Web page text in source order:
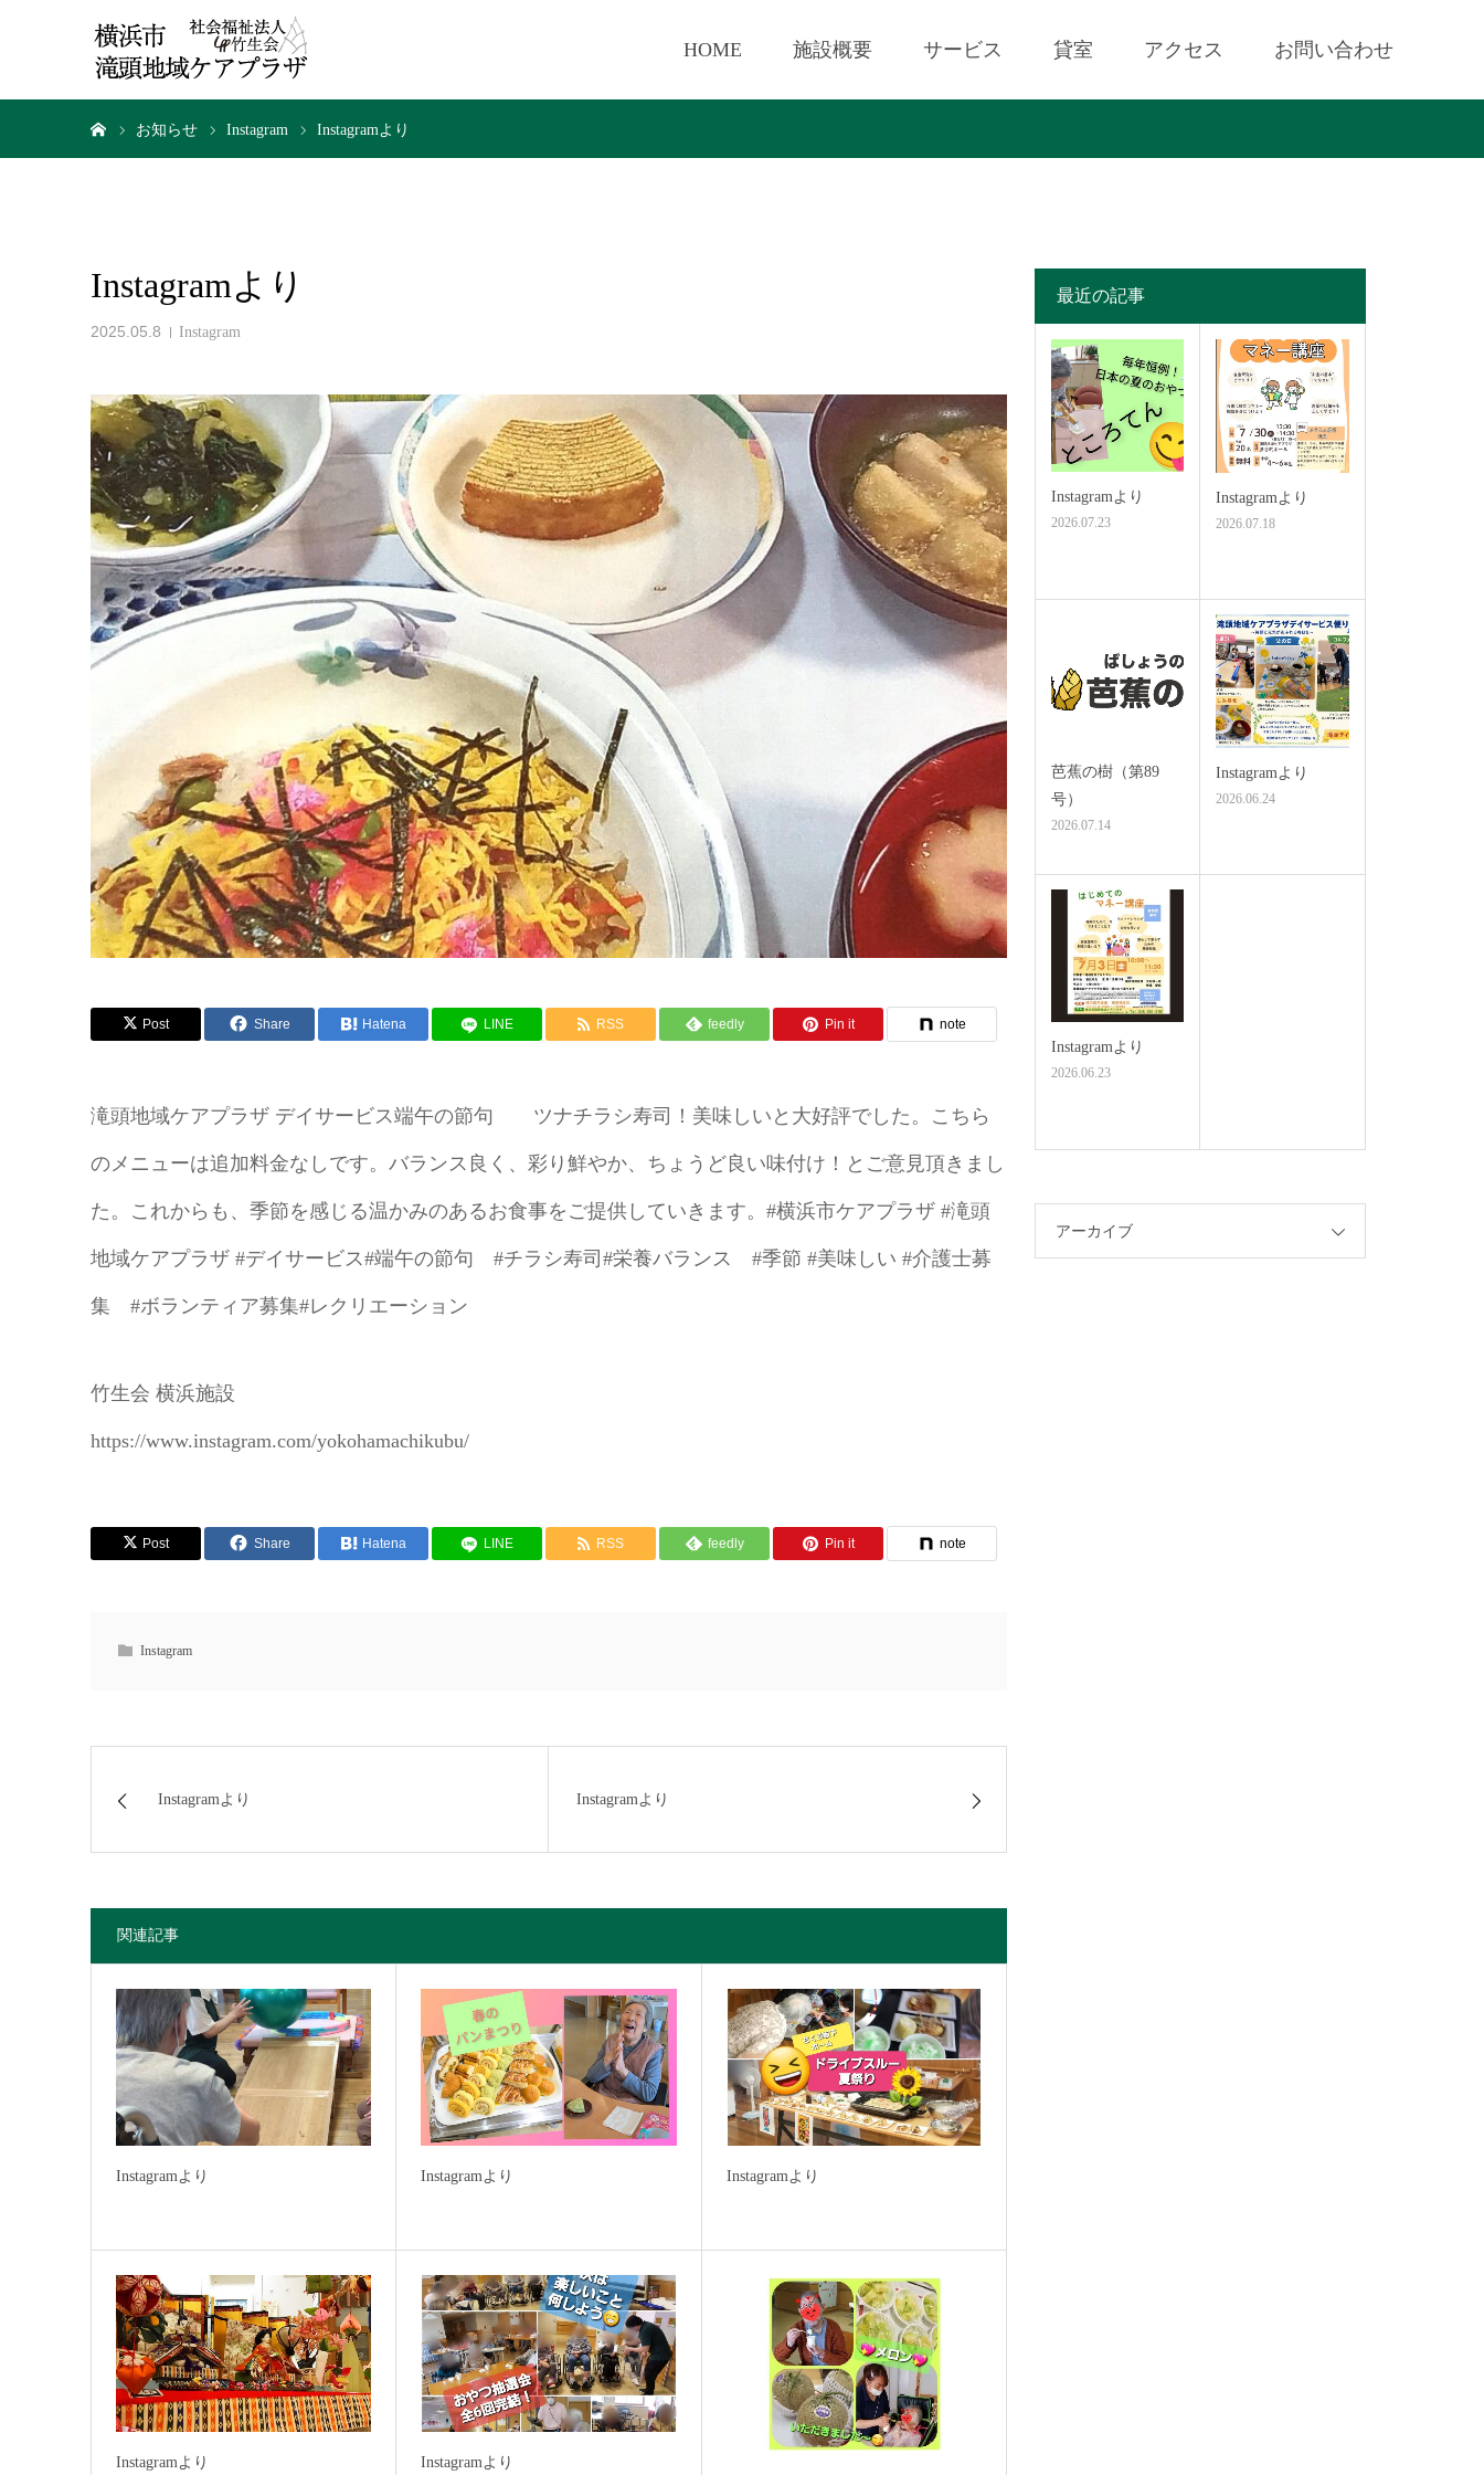
HOME 施設概要 サービス 貸室 アクセス お問い合わせ
お知らせ Instagram Instagramより
Instagramより
2025.05.8 Instagram
Post Share Hatena LINE RSS feedly Pin it note
滝頭地域ケアプラザ デイサービス端午の節句 ツナチラシ寿司！美味しいと大好評でした。こちら
のメニューは追加料金なしです。バランス良く、彩り鮮やか、ちょうど良い味付け！とご意見頂きまし
た。これからも、季節を感じる温かみのあるお食事をご提供していきます。#横浜市ケアプラザ #滝頭
地域ケアプラザ #デイサービス#端午の節句 #チラシ寿司#栄養バランス #季節 #美味しい #介護士募
集 #ボランティア募集#レクリエーション
竹生会 横浜施設
https://www.instagram.com/yokohamachikubu/
Post Share Hatena LINE RSS feedly Pin it note
Instagram
Instagramより Instagramより
関連記事
Instagramより Instagramより Instagramより
Instagramより Instagramより
最近の記事
Instagramより
2026.07.23
Instagramより
2026.07.18
芭蕉の樹（第89
号）
2026.07.14
Instagramより
2026.06.24
Instagramより
2026.06.23
アーカイブ